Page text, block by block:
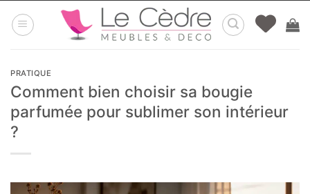
au
PRATIQUE
Comment bien choisir sa bougie
parfumée pour sublimer son intérieur
?